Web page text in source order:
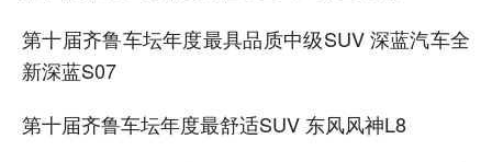
第十届齐鲁车坛年度最具品质中级SUV 深蓝汽车全
新深蓝S07
第十届齐鲁车坛年度最舒适SUV 东风风神L8